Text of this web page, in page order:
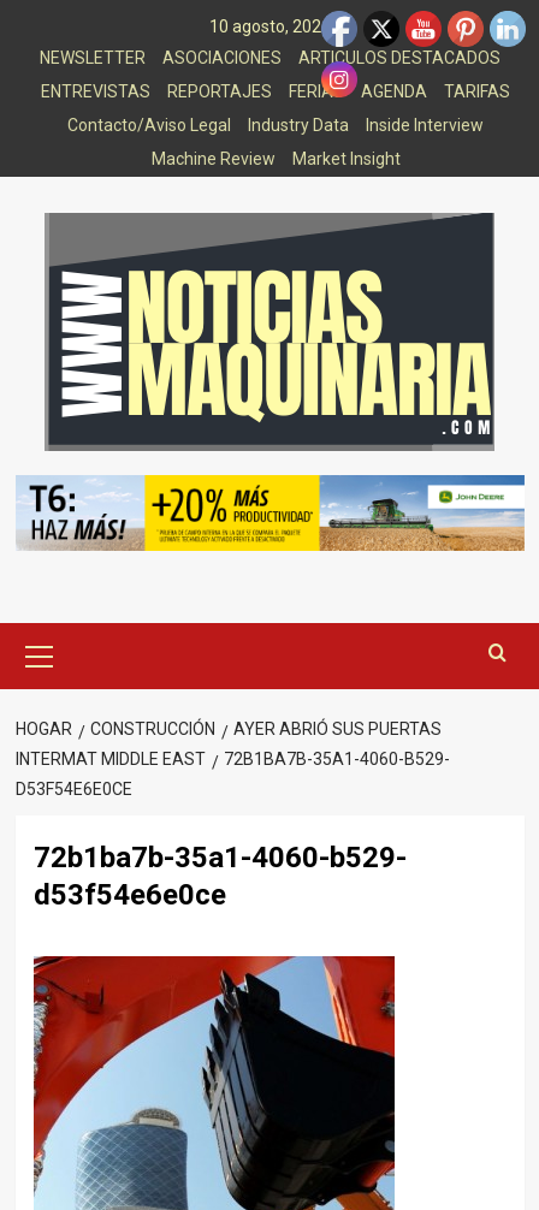
10 agosto, 2026
NEWSLETTER
ASOCIACIONES
ARTICULOS DESTACADOS
ENTREVISTAS
REPORTAJES FERIAS AGENDA
TARIFAS
Contacto/Aviso Legal
Industry Data
Inside Interview
Machine Review
Market Insight
principal
HOGAR CONSTRUCCIÓN
AYER ABRIÓ SUS PUERTAS
INTERMAT MIDDLE EAST
72B1BA7B-35A1-4060-B529-
D53F54E6E0CE
72b1ba7b-35a1-4060-b529-
d53f54e6e0ce